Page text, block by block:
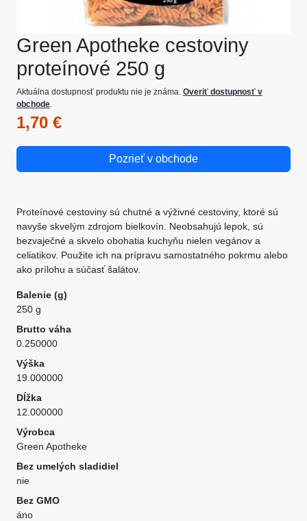
Green Apotheke cestoviny
proteínové 250 g
Aktuálna dostupnosť produktu nie je známa. Overiť dostupnosť v
obchode.
1,70 €
Pozrieť v obchode
Proteínové cestoviny sú chutné a výživné cestoviny, ktoré sú
navyše skvelým zdrojom bielkovín. Neobsahujú lepok, sú
bezvaječné a skvelo obohatia kuchyňu nielen vegánov a
celiatikov. Použite ich na prípravu samostatného pokrmu alebo
ako prílohu a súčasť šalátov.
Balenie (g)
250 g
Brutto váha
0.250000
Výška
19.000000
Dĺžka
12.000000
Výrobca
Green Apotheke
Bez umelých sladidiel
nie
Bez GMO
áno